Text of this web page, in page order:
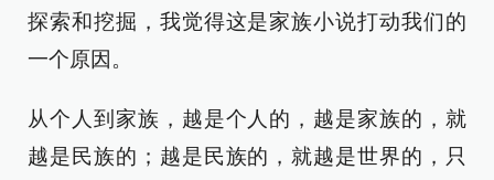
探索和挖掘，我觉得这是家族小说打动我们的
一个原因。
从个人到家族，越是个人的，越是家族的，就
越是民族的；越是民族的，就越是世界的，只